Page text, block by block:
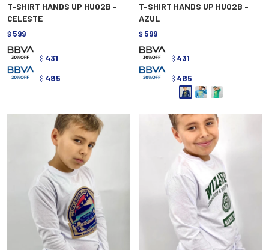
T-SHIRT HANDS UP HU02B -
CELESTE
$ 599
$ 431
$ 485
T-SHIRT HANDS UP HU02B -
AZUL
$ 599
$ 431
$ 485